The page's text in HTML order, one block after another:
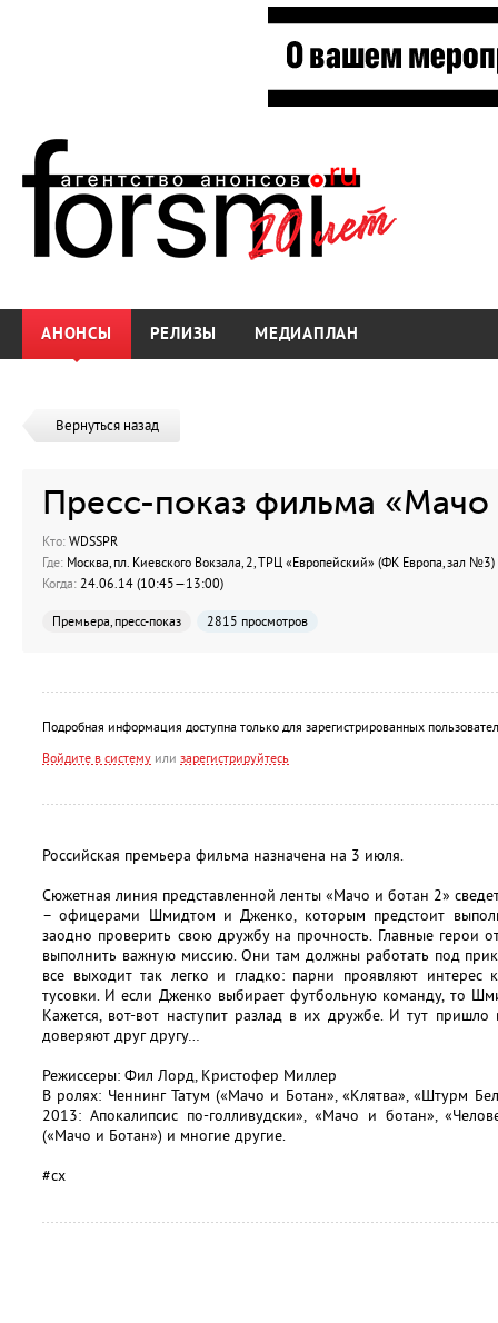
АНОНСЫ РЕЛИЗЫ МЕДИАПЛАН
Вернуться назад
Пресс-показ фильма «Мачо
Кто: WDSSPR
Где: Москва, пл. Киевского Вокзала, 2, ТРЦ «Европейский» (ФК Европа, зал №3)
Когда: 24.06.14 (10:45—13:00)
Премьера, пресс-показ 2815 просмотров
Подробная информация доступна только для зарегистрированных
Войдите в систему или зарегистрируйтесь
Российская премьера фильма назначена на 3 июля.
Сюжетная линия представленной ленты «Мачо и ботан 2»
– офицерами Шмидтом и Дженко, которым предстоит
заодно проверить свою дружбу на прочность. Главные герои
выполнить важную миссию. Они там должны работать под
все выходит так легко и гладко: парни проявляют интерес
тусовки. И если Дженко выбирает футбольную команду, то
Кажется, вот-вот наступит разлад в их дружбе. И тут
доверяют друг другу…
Режиссеры: Фил Лорд, Кристофер Миллер
В ролях: Ченнинг Татум («Мачо и Ботан», «Клятва», «Штурм
2013: Апокалипсиc по-голливудски», «Мачо и ботан»,
(«Мачо и Ботан») и многие другие.
#сх